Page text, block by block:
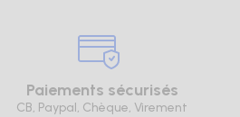
Paiements sécurisés
CB, Paypal, Chèque, Virement